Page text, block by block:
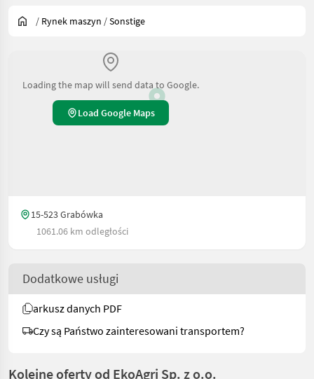
/ Rynek maszyn /Sonstige
Loading the map will send data to Google.
Load Google Maps
15-523 Grabówka
1061.06 km odległości
Dodatkowe usługi
arkusz danych PDF
Czy są Państwo zainteresowani transportem?
Kolejne oferty od EkoAgri Sp. z o.o.